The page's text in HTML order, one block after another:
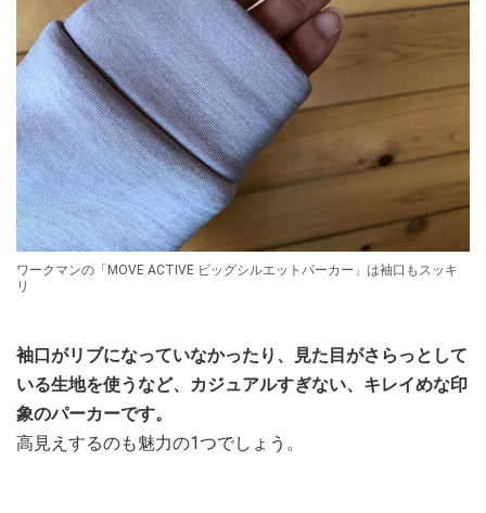
ワークマンの「MOVE ACTIVE ビッグシルエットパーカー」は袖口もスッキ
リ
袖口がリブになっていなかったり、見た目がさらっとして
いる生地を使うなど、カジュアルすぎない、キレイめな印
象のパーカーです。
高見えするのも魅力の1つでしょう。